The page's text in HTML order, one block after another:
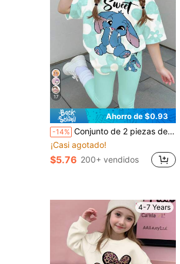
17
Ahorro de $0.93
-14% Conjunto de 2 piezas de pantalones cortos ajustados y top estilo camiseta con estampado de conejo azul Lulu y Stitch, estilo de bailarina, degradado azul floral, para niñas jóvenes, estilo coreano, cómodo y elegante, para primavera y verano, uso casual, estilo deportivo casual de campus, picnic al aire libre, estilo urbano
¡Casi agotado!
$5.76 200+ vendidos
4-7 Years